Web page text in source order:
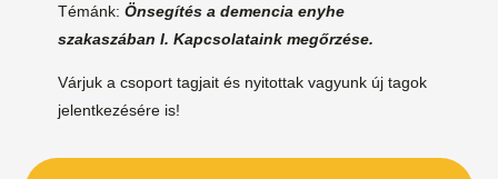
Témánk:Önsegítés a demencia enyhe
szakaszában I. Kapcsolataink megőrzése.
Várjuk a csoport tagjait és nyitottak vagyunk új tagok
jelentkezésére is!